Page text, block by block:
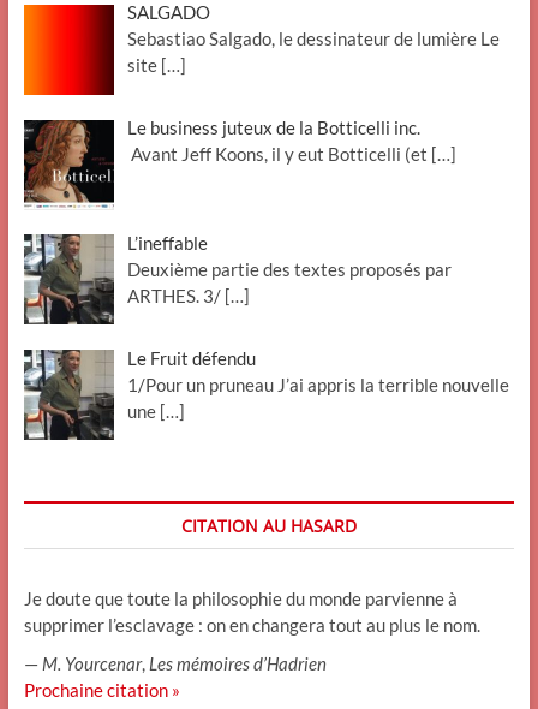
SALGADO
Sebastiao Salgado, le dessinateur de lumière Le
site […]
Le business juteux de la Botticelli inc.
Avant Jeff Koons, il y eut Botticelli (et […]
L’ineffable
Deuxième partie des textes proposés par
ARTHES. 3/ […]
Le Fruit défendu
1/Pour un pruneau J’ai appris la terrible nouvelle
une […]
CITATION AU HASARD
Je doute que toute la philosophie du monde parvienne à
supprimer l’esclavage : on en changera tout au plus le nom.
— M. Yourcenar, Les mémoires d’Hadrien
Prochaine citation »